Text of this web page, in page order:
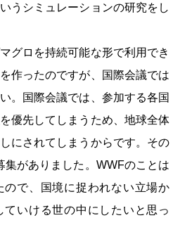
うシミュレーションの研究をし
グロを持続可能な形で利用でき
作ったのですが、国際会議では
。国際会議では、参加する各国
優先してしまうため、地球全体
にされてしまうからです。その
集がありました。WWFのことは
ので、国境に捉われない立場か
ていける世の中にしたいと思っ